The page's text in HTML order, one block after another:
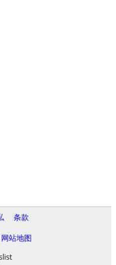
条款
网站地图